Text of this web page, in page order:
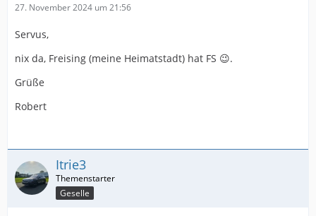
27. November 2024 um 21:56
Servus,
nix da, Freising (meine Heimatstadt) hat FS 😉.
Grüße
Robert
Itrie3
Geselle